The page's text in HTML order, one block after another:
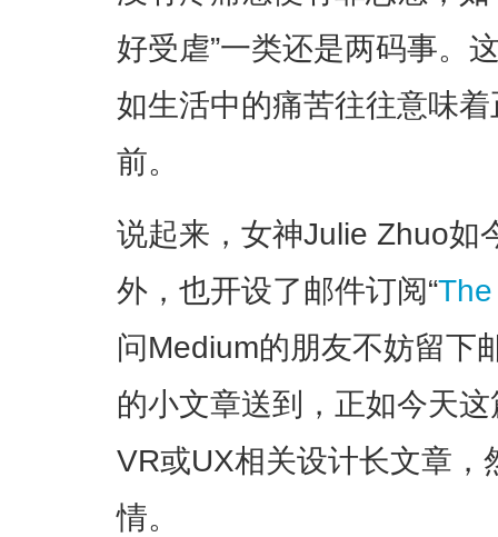
好受虐”一类还是两码事。
如生活中的痛苦往往意味
前。
说起来，女神Julie Zhuo如
外，也开设了邮件订阅“
问Medium的朋友不妨留下
的小文章送到，正如今天
VR或UX相关设计长文章
情。